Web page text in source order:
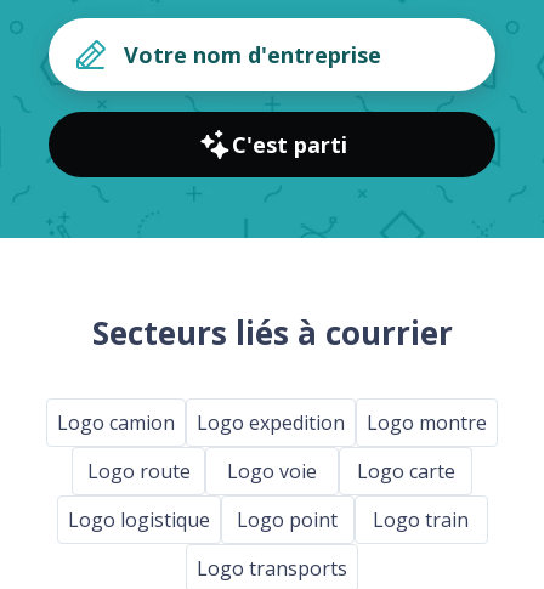
C'est parti
Secteurs liés à courrier
Logo camion Logo expedition
Logo montre
Logo route
Logo voie
Logo carte
Logo logistique
Logo point
Logo train
Logo transports